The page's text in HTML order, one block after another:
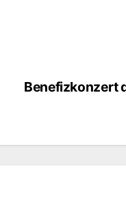
Benefizkonzert